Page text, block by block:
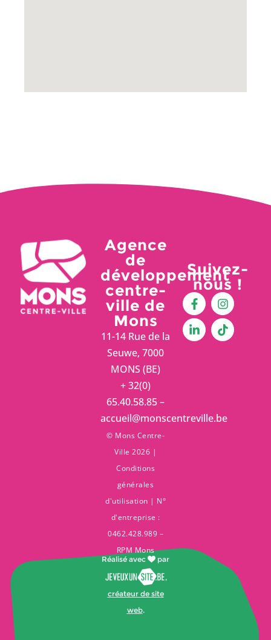
Agence
de
développement
centre-
ville de
Mons
11-14 Rue de la
Seuwe, 7000
MONS (BE)
+ 32(0)
65.40.58.85 –
accueil@monscentreville.be
© Mons Centre-
Ville 2026 |
Conditions
générales
d'utilisation | N°
d'entreprise :
0462.428.989 –
RPM Mons
Réalisé avec par
,
créateur de site
web.
Suivez-
nous !